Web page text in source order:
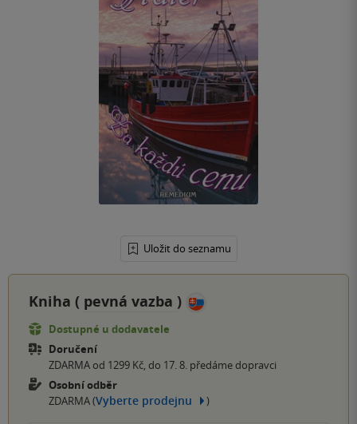
Uložit do seznamu
Kniha ( pevná vazba )
Dostupné u dodavatele
Doručení
ZDARMA od 1299 Kč, do 17. 8. předáme dopravci
Osobní odběr
ZDARMA (Vyberte prodejnu )